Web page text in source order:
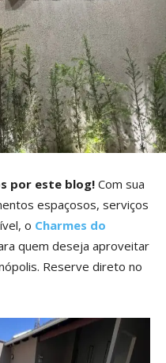
por este blog! Com sua
espaçosos, serviços
o Charmes do
quem deseja aproveitar
Reserve direto no